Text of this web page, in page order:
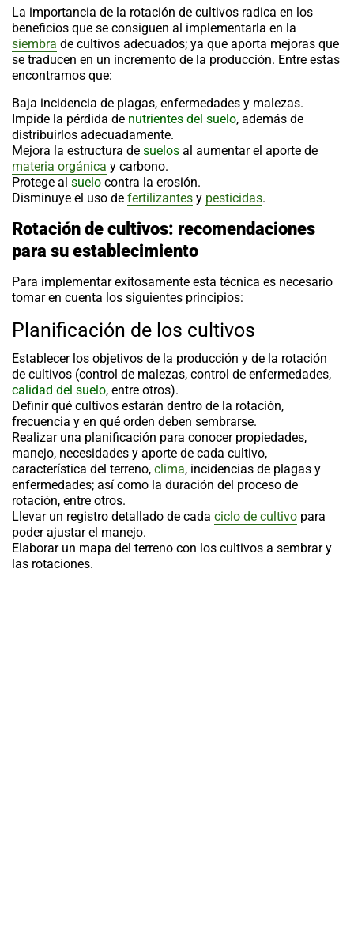
La importancia de la rotación de cultivos radica en los
beneficios que se consiguen al implementarla en la
siembra de cultivos adecuados; ya que aporta mejoras que
se traducen en un incremento de la producción. Entre estas
encontramos que:
Baja incidencia de plagas, enfermedades y malezas.
Impide la pérdida de nutrientes del suelo, además de
distribuirlos adecuadamente.
Mejora la estructura de suelos al aumentar el aporte de
materia orgánica y carbono.
Protege al suelo contra la erosión.
Disminuye el uso de fertilizantes y pesticidas.
Rotación de cultivos: recomendaciones
para su establecimiento
Para implementar exitosamente esta técnica es necesario
tomar en cuenta los siguientes principios:
Planificación de los cultivos
Establecer los objetivos de la producción y de la rotación
de cultivos (control de malezas, control de enfermedades,
calidad del suelo, entre otros).
Definir qué cultivos estarán dentro de la rotación,
frecuencia y en qué orden deben sembrarse.
Realizar una planificación para conocer propiedades,
manejo, necesidades y aporte de cada cultivo,
característica del terreno, clima, incidencias de plagas y
enfermedades; así como la duración del proceso de
rotación, entre otros.
Llevar un registro detallado de cada ciclo de cultivo para
poder ajustar el manejo.
Elaborar un mapa del terreno con los cultivos a sembrar y
las rotaciones.